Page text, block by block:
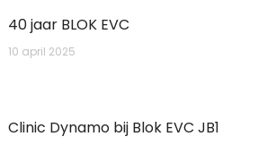
40 jaar BLOK EVC
10 april 2025
Clinic Dynamo bij Blok EVC JB1